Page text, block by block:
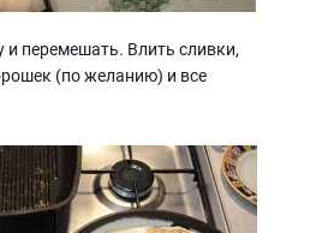
и перемешать. Влить сливки,
(по желанию) и все